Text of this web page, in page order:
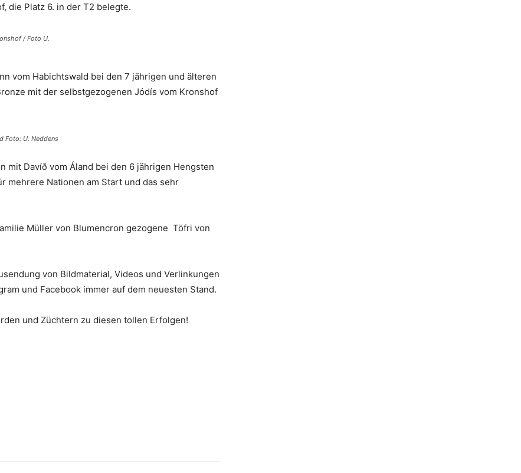
die Platz 6. in der T2 belegte.
/ Foto U.
vom Habichtswald bei den 7 jährigen und älteren
mit der selbstgezogenen Jódís vom Kronshof
Foto: U. Neddens
Davíð vom Áland bei den 6 jährigen Hengsten
mehrere Nationen am Start und das sehr
Müller von Blumencron gezogene Töfri von
von Bildmaterial, Videos und Verlinkungen
und Facebook immer auf dem neuesten Stand.
und Züchtern zu diesen tollen Erfolgen!